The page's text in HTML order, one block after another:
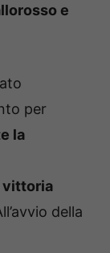
e
per
la
vittoria
della